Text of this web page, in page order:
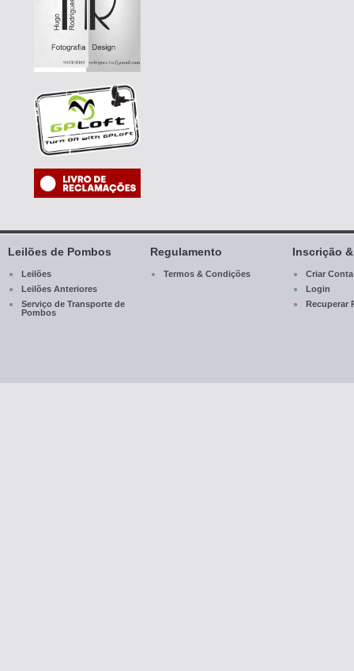
Leilões de Pombos
Leilões
Leilões Anteriores
Serviço de Transporte de
Pombos
Regulamento
Termos & Condições
Inscrição
Criar Conta
Login
Recuperar